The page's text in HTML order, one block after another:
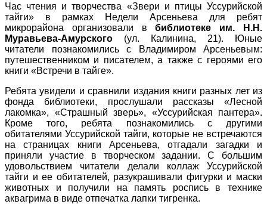
Час чтения и творчества «Звери и птицы Уссурийской
тайги» в рамках Недели Арсеньева для ребят
микрорайона организовали вбиблиотеке им. Н.Н.
Муравьева-Амурского (ул. Калинина, 21). Юные
читатели познакомились с Владимиром Арсеньевым:
путешественником и писателем, а также с героями его
книги «Встречи в тайге».
Ребята увидели и сравнили издания книги разных лет из
фонда библиотеки, прослушали рассказы «Лесной
лакомка», «Страшный зверь», «Уссурийская пантера».
Кроме того, ребята познакомились с другими
обитателями Уссурийской тайги, которые не встречаются
на страницах книги Арсеньева, отгадали загадки и
приняли участие в творческом задании. С большим
удовольствием читатели делали коллаж Уссурийской
тайги и ее обитателей, разукрашивали фигурки и маски
животных и получили на память роспись в технике
аквагрима в виде отпечатка лапки тигренка.